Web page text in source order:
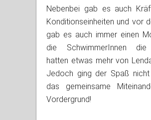
Nebenbei gab es auch
Konditionseinheiten und vor
gab es auch immer einen
die SchwimmerInnen die
hatten etwas mehr von
Jedoch ging der Spaß
das gemeinsame
Vordergrund!